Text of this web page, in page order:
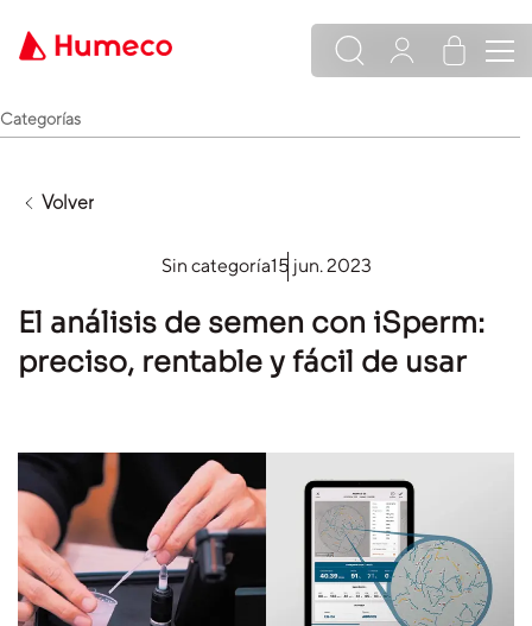
Categorías
Volver
Sin categoría15 jun. 2023
El análisis de semen con iSperm:
preciso, rentable y fácil de usar